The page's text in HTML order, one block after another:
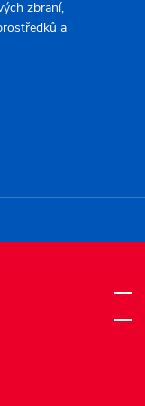
zbraní,
a